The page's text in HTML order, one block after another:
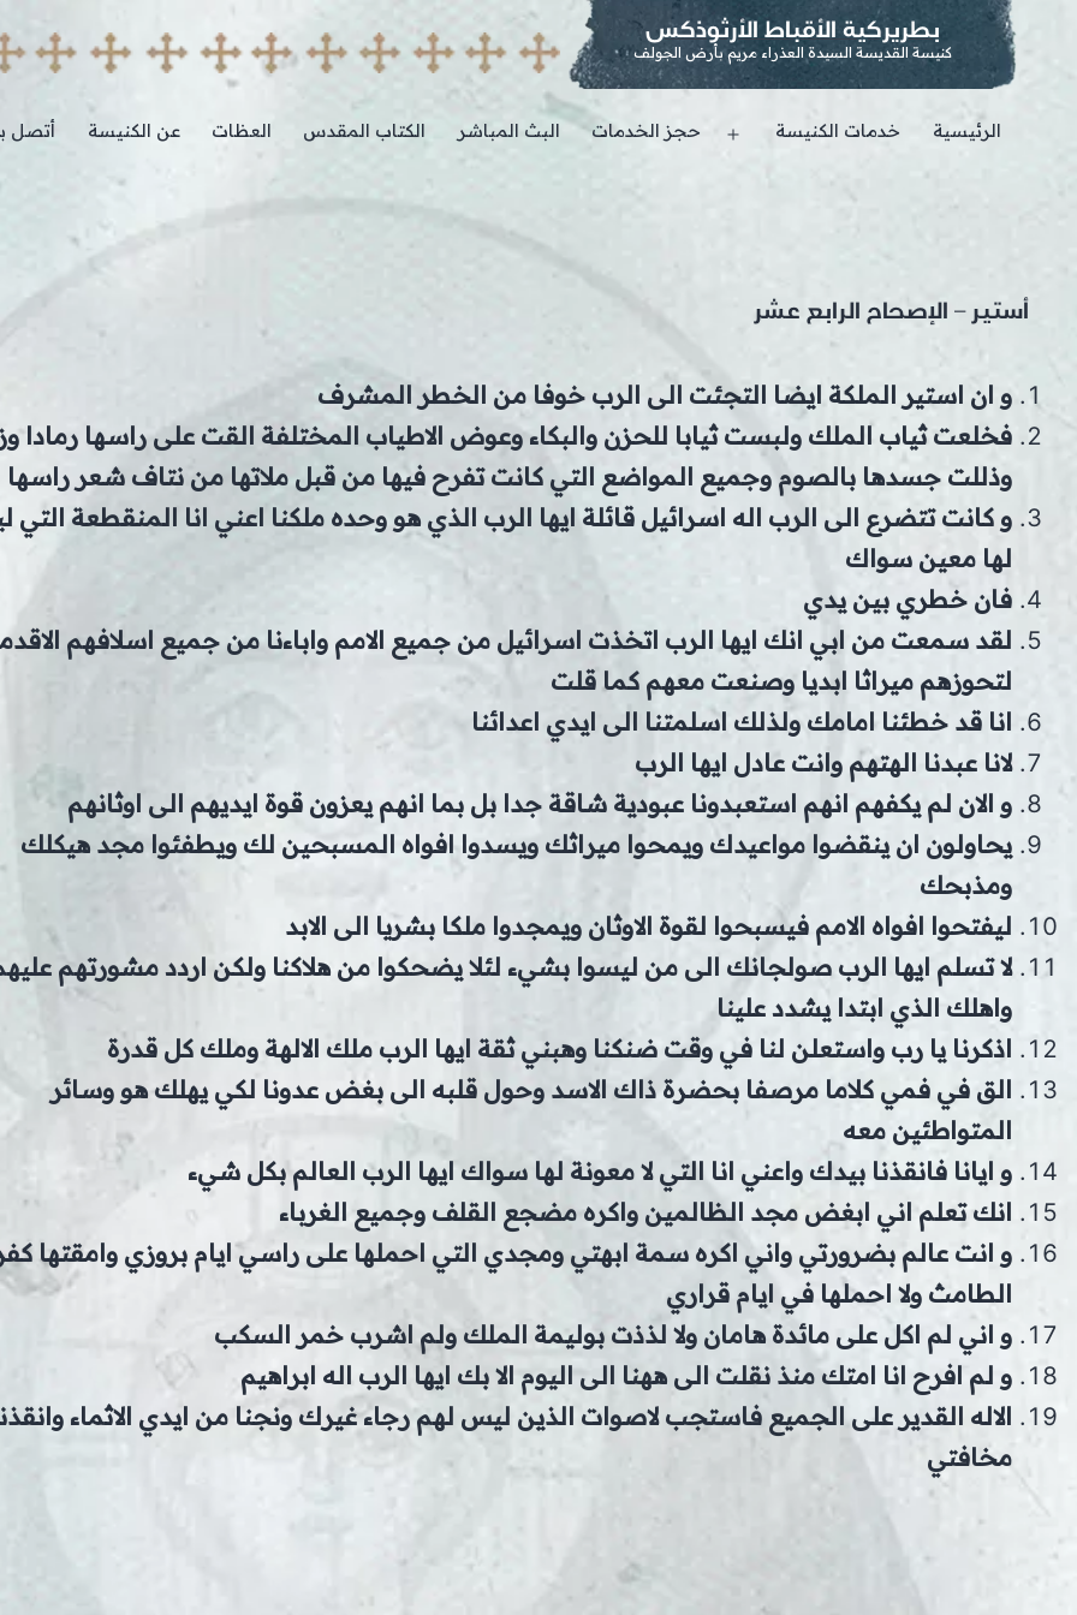
بطريركية الأقباط الأرثوذكس
كنيسة القديسة السيدة العذراء مريم بأرض الجولف
الرئيسية خدمات الكنيسة
Open
حجز الخدمات البث المباشر الكتاب المقدس العظات عن الكنيسة أتصل
أستير – الإصحاح الرابع عشر
و ان استير الملكة ايضا التجئت الى الرب خوفا من الخطر المشرف
فخلعت ثياب الملك ولبست ثيابا للحزن والبكاء وعوض الاطياب المختلفة القت على راسها رمادا
وذللت جسدها بالصوم وجميع المواضع التي كانت تفرح فيها من قبل ملاتها من نتاف شعر راسها
و كانت تتضرع الى الرب اله اسرائيل قائلة ايها الرب الذي هو وحده ملكنا اعني انا المنقطعة
لها معين سواك
فان خطري بين يدي
لقد سمعت من ابي انك ايها الرب اتخذت اسرائيل من جميع الامم واباءنا من جميع اسلافهم
لتحوزهم ميراثا ابديا وصنعت معهم كما قلت
انا قد خطئنا امامك ولذلك اسلمتنا الى ايدي اعدائنا
لانا عبدنا الهتهم وانت عادل ايها الرب
و الان لم يكفهم انهم استعبدونا عبودية شاقة جدا بل بما انهم يعزون قوة ايديهم الى اوثانهم
يحاولون ان ينقضوا مواعيدك ويمحوا ميراثك ويسدوا افواه المسبحين لك ويطفئوا مجد هيكلك
ومذبحك
ليفتحوا افواه الامم فيسبحوا لقوة الاوثان ويمجدوا ملكا بشريا الى الابد
لا تسلم ايها الرب صولجانك الى من ليسوا بشيء لئلا يضحكوا من هلاكنا ولكن اردد مشورتهم
واهلك الذي ابتدا يشدد علينا
اذكرنا يا رب واستعلن لنا في وقت ضنكنا وهبني ثقة ايها الرب ملك الالهة وملك كل قدرة
الق في فمي كلاما مرصفا بحضرة ذاك الاسد وحول قلبه الى بغض عدونا لكي يهلك هو وسائر
المتواطئين معه
و ايانا فانقذنا بيدك واعني انا التي لا معونة لها سواك ايها الرب العالم بكل شيء
انك تعلم اني ابغض مجد الظالمين واكره مضجع القلف وجميع الغرباء
و انت عالم بضرورتي واني اكره سمة ابهتي ومجدي التي احملها على راسي ايام بروزي وامقتها
الطامث ولا احملها في ايام قراري
و اني لم اكل على مائدة هامان ولا لذذت بوليمة الملك ولم اشرب خمر السكب
و لم افرح انا امتك منذ نقلت الى ههنا الى اليوم الا بك ايها الرب اله ابراهيم
الاله القدير على الجميع فاستجب لاصوات الذين ليس لهم رجاء غيرك ونجنا من ايدي الاثماء
مخافتي